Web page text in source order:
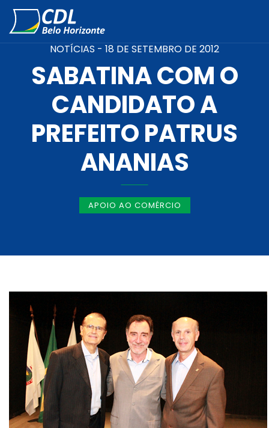
NOTÍCIAS - 18 DE SETEMBRO DE 2012
SABATINA COM O
CANDIDATO A
PREFEITO PATRUS
ANANIAS
APOIO AO COMÉRCIO